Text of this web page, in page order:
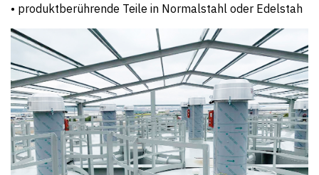
• produktberührende Teile in Normalstahl oder Edelstah